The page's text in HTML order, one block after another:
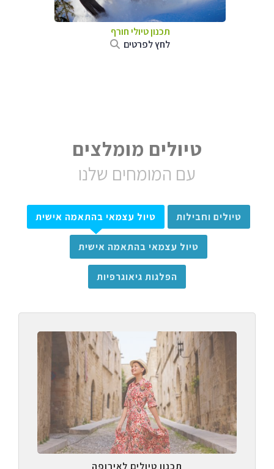
תכנון טיולי חורף
לחץ לפרטים
טיולים מומלצים
עם המומחים שלנו
טיולים וחבילות טיול עצמאי בהתאמה אישית
טיול עצמאי בהתאמה אישית
הפלגות גיאוגרפיות
תכנון טיולים לאירופה